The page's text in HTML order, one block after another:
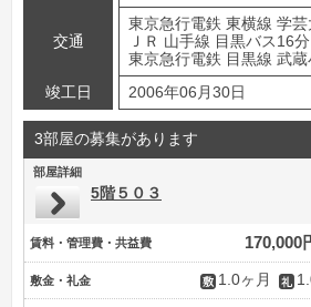
交通
東京急行電鉄 東横線 学
ＪＲ 山手線 目黒バス16
東京急行電鉄 目黒線 武
竣工日
2006年06月30日
3部屋の募集があります
部屋詳細
5階５０３
賃料・管理費・共益費 170,000
敷金・礼金 1.0ヶ月